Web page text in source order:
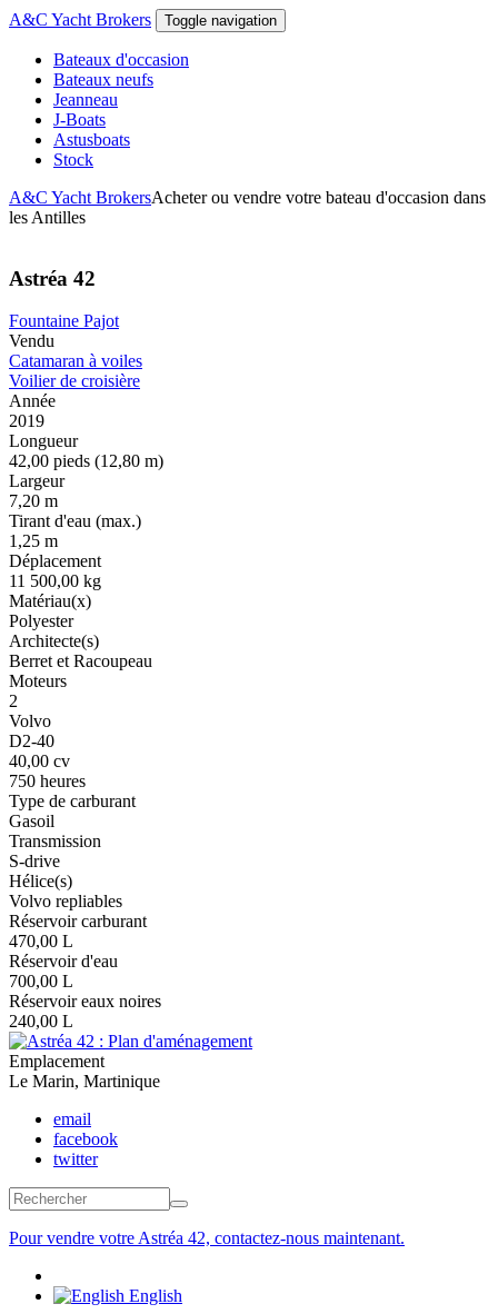
Aller au contenu principal
A&C Yacht Brokers Toggle navigation
Bateaux d'occasion
Bateaux neufs
Jeanneau
J-Boats
Astusboats
Stock
A&C Yacht BrokersAcheter ou vendre votre bateau d'occasion dans
les Antilles
Astréa 42
Fountaine Pajot
Vendu
Catamaran à voiles
Voilier de croisière
Année
2019
Longueur
42,00 pieds (12,80 m)
Largeur
7,20 m
Tirant d'eau (max.)
1,25 m
Déplacement
11 500,00 kg
Matériau(x)
Polyester
Architecte(s)
Berret et Racoupeau
Moteurs
2
Volvo
D2-40
40,00 cv
750 heures
Type de carburant
Gasoil
Transmission
S-drive
Hélice(s)
Volvo repliables
Réservoir carburant
470,00 L
Réservoir d'eau
700,00 L
Réservoir eaux noires
240,00 L
Emplacement
Le Marin, Martinique
email
facebook
twitter
Formulaire de recherche
Pour vendre votre Astréa 42, contactez-nous maintenant.
English